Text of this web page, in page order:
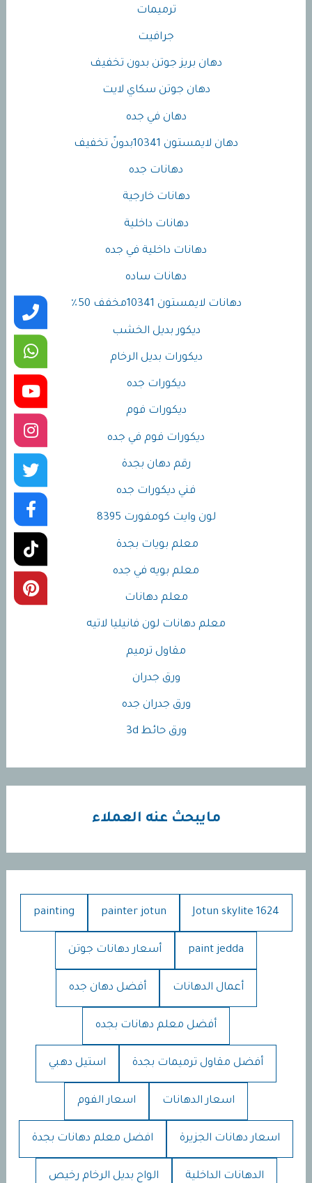
ترميمات
جرافيت
دهان بريز جوتن بدون تخفيف
دهان جوتن سكاي لايت
دهان في جده
دهان لايمستون 10341بدونً تخفيف
دهانات جده
دهانات خارجية
دهانات داخلية
دهانات داخلية في جده
دهانات ساده
دهانات لايمستون 10341مخفف 50٪
ديكور بديل الخشب
ديكورات بديل الرخام
ديكورات جده
ديكورات فوم
ديكورات فوم في جده
رقم دهان بجدة
فني ديكورات جده
لون وايت كومفورت 8395
معلم بويات بجدة
معلم بويه في جده
معلم دهانات
معلم دهانات لون فانيليا لاتيه
مقاول ترميم
ورق جدران
ورق جدران جده
ورق حائط 3d
مايبحث عنه العملاء
Jotun skylite 1624
painter jotun
painting
paint jedda أسعار دهانات جوتن
أعمال الدهانات أفضل دهان جده
أفضل معلم دهانات بجده
أفضل مقاول ترميمات بجدة استيل دهبي
اسعار الدهانات اسعار الفوم
اسعار دهانات الجزيرة افضل معلم دهانات بجدة
الدهانات الداخلية الواح بديل الرخام رخيص